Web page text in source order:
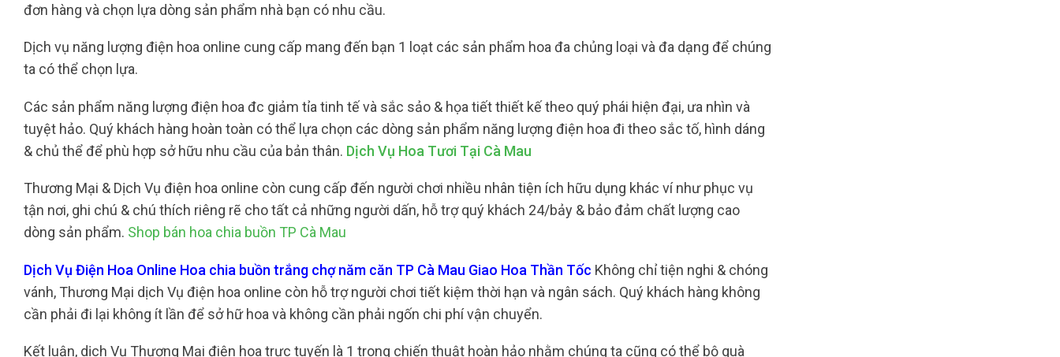
đơn hàng và chọn lựa dòng sản phẩm nhà bạn có nhu cầu.
Dịch vụ năng lượng điện hoa online cung cấp mang đến bạn 1 loạt các sản phẩm hoa đa chủng loại và đa dạng để chúng
ta có thể chọn lựa.
Các sản phẩm năng lượng điện hoa đc giảm tỉa tinh tế và sắc sảo & họa tiết thiết kế theo quý phái hiện đại, ưa nhìn và
tuyệt hảo. Quý khách hàng hoàn toàn có thể lựa chọn các dòng sản phẩm năng lượng điện hoa đi theo sắc tố, hình dáng
& chủ thể để phù hợp sở hữu nhu cầu của bản thân. Dịch Vụ Hoa Tươi Tại Cà Mau
Thương Mại & Dịch Vụ điện hoa online còn cung cấp đến người chơi nhiều nhân tiện ích hữu dụng khác ví như phục vụ
tận nơi, ghi chú & chú thích riêng rẽ cho tất cả những người dấn, hỗ trợ quý khách 24/bảy & bảo đảm chất lượng cao
dòng sản phẩm. Shop bán hoa chia buồn TP Cà Mau
Dịch Vụ Điện Hoa Online Hoa chia buồn trắng chợ năm căn TP Cà Mau Giao Hoa Thần Tốc Không chỉ tiện nghi & chóng
vánh, Thương Mại dịch Vụ điện hoa online còn hỗ trợ người chơi tiết kiệm thời hạn và ngân sách. Quý khách hàng không
cần phải đi lại không ít lần để sở hữ hoa và không cần phải ngốn chi phí vận chuyển.
Kết luận, dịch Vụ Thương Mại điện hoa trực tuyến là 1 trong chiến thuật hoàn hảo nhằm chúng ta cũng có thể bộ quà